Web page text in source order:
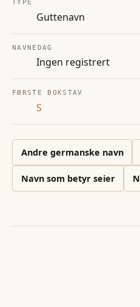
TYPE
Guttenavn
NAVNEDAG
Ingen registrert
FØRSTE BOKSTAV
S
Andre germanske navn
Navn som betyr seier